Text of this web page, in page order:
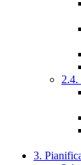
2.4.
3.